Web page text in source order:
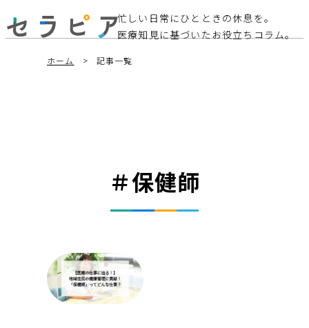
忙しい日常にひとときの休息を。
医療知見に基づいたお役立ちコラム。
ホーム 記事一覧
＃保健師